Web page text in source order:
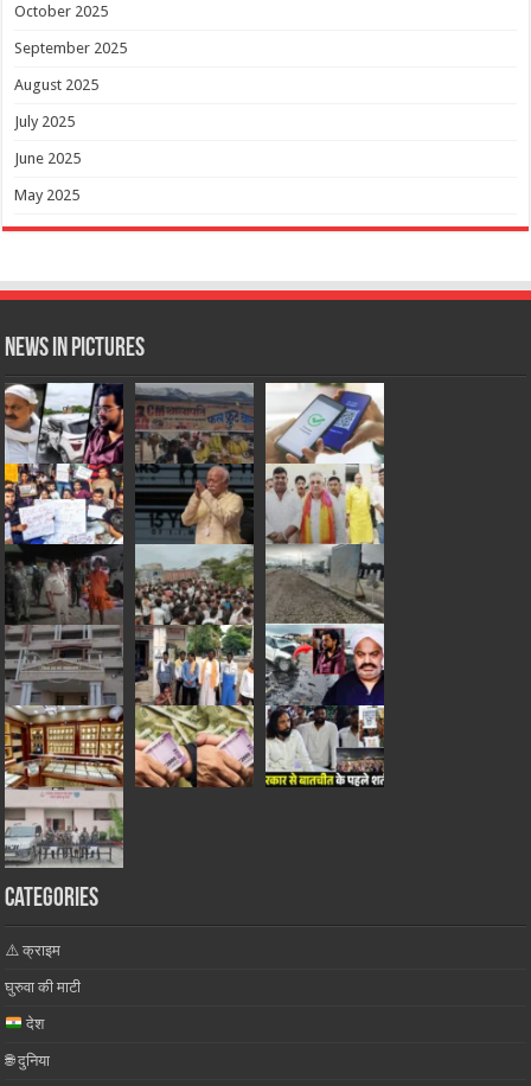
October 2025
September 2025
August 2025
July 2025
June 2025
May 2025
News in Pictures
Categories
⚠️ क्राइम
घुरुवा की माटी
देश
🌐 दुनिया